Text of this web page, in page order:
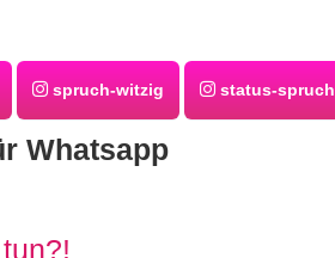
spruch-witzig status-spruch
Whatsapp